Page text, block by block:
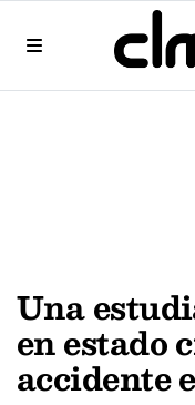
Una
en estado
accidente